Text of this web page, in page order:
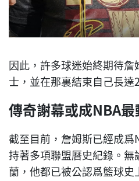
因此，許多球迷始終期待
士，並在那裏結束自己長達
傳奇謝幕或成NBA
截至目前，詹姆斯已經成
持著多項聯盟曆史紀錄。
蘭，他都已被公認爲籃球史